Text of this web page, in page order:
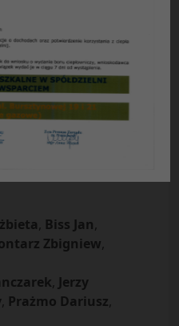
02
Rady Nadzorczej
Czuby
09.03.2010
Szymański
–
Tadeusz Mazurek
, Biss Jan,
Zbigniew,
, Jerzy
, Prażmo Dariusz,